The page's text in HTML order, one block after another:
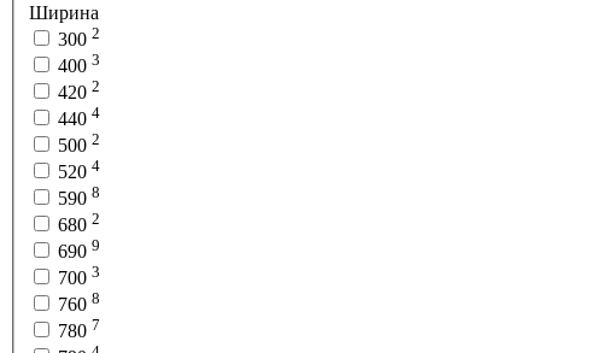
Ширина
300 2
400 3
420 2
440 4
500 2
520 4
590 8
680 2
690 9
700 3
760 8
780 7